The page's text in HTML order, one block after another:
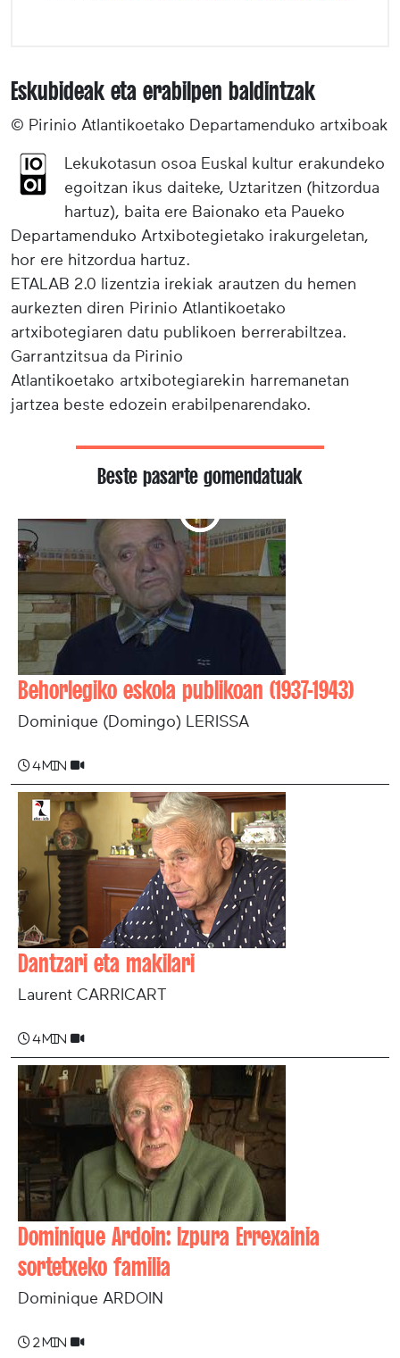
Eskubideak eta erabilpen baldintzak
© Pirinio Atlantikoetako Departamenduko artxiboak
Lekukotasun osoa Euskal kultur erakundeko
egoitzan ikus daiteke, Uztaritzen (hitzordua
hartuz), baita ere Baionako eta Paueko
Departamenduko Artxibotegietako irakurgeletan,
hor ere hitzordua hartuz.
ETALAB 2.0 lizentzia irekiak arautzen du hemen
aurkezten diren Pirinio Atlantikoetako
artxibotegiaren datu publikoen berrerabiltzea.
Garrantzitsua da Pirinio
Atlantikoetako artxibotegiarekin harremanetan
jartzea beste edozein erabilpenarendako.
Beste pasarte gomendatuak
Behorlegiko eskola publikoan (1937-1943)
Dominique (Domingo) LERISSA
4 min
Dantzari eta makilari
Laurent CARRICART
4 min
Dominique Ardoin: Izpura Errexainia
sortetxeko familia
Dominique ARDOIN
2 min